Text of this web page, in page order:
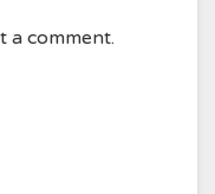
a comment.